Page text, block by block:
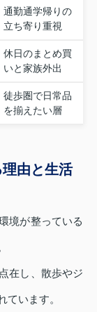
通勤通学帰りの
立ち寄り重視
休日のまとめ買
いと家族外出
徒歩圏で日常品
を揃えたい層
由と生活
境が整っている
在し、散歩やジ
ています。